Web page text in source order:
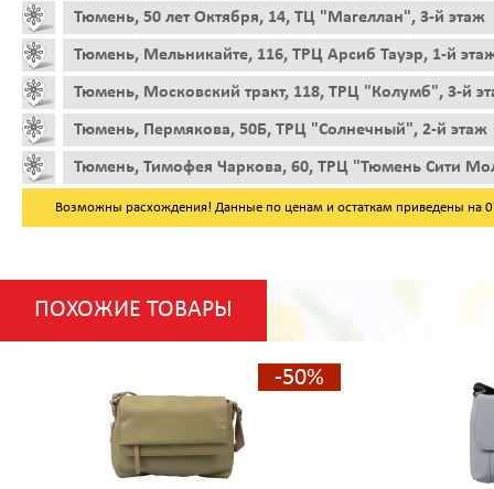
Тюмень, 50 лет Октября, 14, ТЦ "Магеллан", 3-й этаж
Тюмень, Мельникайте, 116, ТРЦ Арсиб Тауэр, 1-й
Тюмень, Московский тракт, 118, ТРЦ "Колумб", 3-й
Тюмень, Пермякова, 50Б, ТРЦ "Солнечный", 2-й этаж
Тюмень, Тимофея Чаркова, 60, ТРЦ "Тюмень Сити
Возможны расхождения! Данные по ценам и остаткам приведены на
ПОХОЖИЕ ТОВАРЫ
-50%